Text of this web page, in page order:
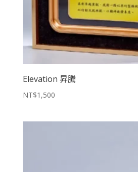
Elevation 昇騰
NT$1,500